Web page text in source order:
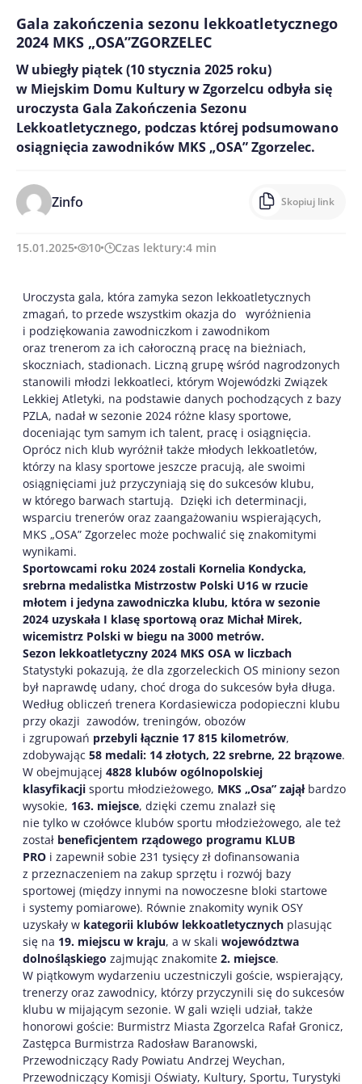
Gala zakończenia sezonu lekkoatletycznego
2024 MKS „OSA”ZGORZELEC
W ubiegły piątek (10 stycznia 2025 roku)
w Miejskim Domu Kultury w Zgorzelcu odbyła się
uroczysta Gala Zakończenia Sezonu
Lekkoatletycznego, podczas której podsumowano
osiągnięcia zawodników MKS „OSA” Zgorzelec.
Zinfo Skopiuj link
15.01.2025 10 Czas lektury:4 min
Uroczysta gala, która zamyka sezon lekkoatletycznych
zmagań, to przede wszystkim okazja do wyróżnienia
i podziękowania zawodniczkom i zawodnikom
oraz trenerom za ich całoroczną pracę na bieżniach,
skoczniach, stadionach. Liczną grupę wśród nagrodzonych
stanowili młodzi lekkoatleci, którym Wojewódzki Związek
Lekkiej Atletyki, na podstawie danych pochodzących z bazy
PZLA, nadał w sezonie 2024 różne klasy sportowe,
doceniając tym samym ich talent, pracę i osiągnięcia.
Oprócz nich klub wyróżnił także młodych lekkoatletów,
którzy na klasy sportowe jeszcze pracują, ale swoimi
osiągnięciami już przyczyniają się do sukcesów klubu,
w którego barwach startują. Dzięki ich determinacji,
wsparciu trenerów oraz zaangażowaniu wspierających,
MKS „OSA” Zgorzelec może pochwalić się znakomitymi
wynikami.
Sportowcami roku 2024 zostali Kornelia Kondycka,
srebrna medalistka Mistrzostw Polski U16 w rzucie
młotem i jedyna zawodniczka klubu, która w sezonie
2024 uzyskała I klasę sportową oraz Michał Mirek,
wicemistrz Polski w biegu na 3000 metrów.
Sezon lekkoatletyczny 2024 MKS OSA w liczbach
Statystyki pokazują, że dla zgorzeleckich OS miniony sezon
był naprawdę udany, choć droga do sukcesów była długa.
Według obliczeń trenera Kordasiewicza podopieczni klubu
przy okazji zawodów, treningów, obozów
i zgrupowań przebyli łącznie 17 815 kilometrów,
zdobywając 58 medali: 14 złotych, 22 srebrne, 22 brązowe.
W obejmującej 4828 klubów ogólnopolskiej
klasyfikacji sportu młodzieżowego, MKS „Osa” zająłbardzo
wysokie, 163. miejsce, dzięki czemu znalazł się
nie tylko w czołówce klubów sportu młodzieżowego, ale też
został beneficjentem rządowego programu KLUB
PRO i zapewnił sobie 231 tysięcy zł dofinansowania
z przeznaczeniem na zakup sprzętu i rozwój bazy
sportowej (między innymi na nowoczesne bloki startowe
i systemy pomiarowe). Równie znakomity wynik OSY
uzyskały w kategorii klubów lekkoatletycznych plasując
się na 19. miejscu w kraju, a w skali województwa
dolnośląskiego zajmując znakomite 2. miejsce.
W piątkowym wydarzeniu uczestniczyli goście, wspierający,
trenerzy oraz zawodnicy, którzy przyczynili się do sukcesów
klubu w mijającym sezonie. W gali wzięli udział, także
honorowi goście: Burmistrz Miasta Zgorzelca Rafał Gronicz,
Zastępca Burmistrza Radosław Baranowski,
Przewodniczący Rady Powiatu Andrzej Weychan,
Przewodniczący Komisji Oświaty, Kultury, Sportu, Turystyki